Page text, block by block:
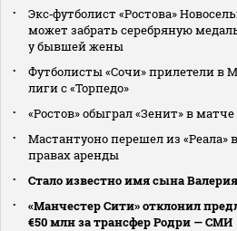
Экс‑футболист «Ростова»
может забрать серебряную
у бывшей жены
Футболисты «Сочи» прилетели в
лиги с «Торпедо»
«Ростов» обыграл «Зенит» в
Мастантуоно перешел из «Реала»
правах аренды
Стало известно имя сына
«Манчестер Сити» отклонил
€50 млн за трансфер Родри — СМИ